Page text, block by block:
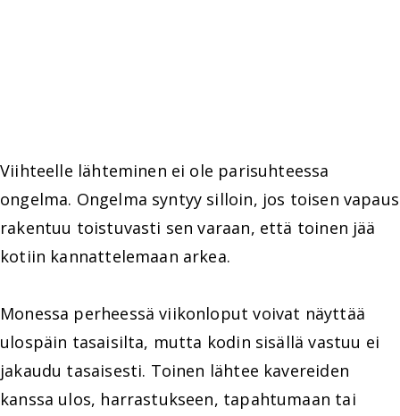
Viihteelle lähteminen ei ole parisuhteessa
ongelma. Ongelma syntyy silloin, jos toisen vapaus
rakentuu toistuvasti sen varaan, että toinen jää
kotiin kannattelemaan arkea.
Monessa perheessä viikonloput voivat näyttää
ulospäin tasaisilta, mutta kodin sisällä vastuu ei
jakaudu tasaisesti. Toinen lähtee kavereiden
kanssa ulos, harrastukseen, tapahtumaan tai